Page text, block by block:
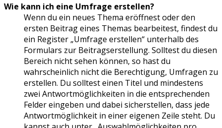
Wie kann ich eine Umfrage erstellen?
Wenn du ein neues Thema eröffnest oder den
ersten Beitrag eines Themas bearbeitest, findest du
ein Register „Umfrage erstellen“ unterhalb des
Formulars zur Beitragserstellung. Solltest du diesen
Bereich nicht sehen können, so hast du
wahrscheinlich nicht die Berechtigung, Umfragen zu
erstellen. Du solltest einen Titel und mindestens
zwei Antwortmöglichkeiten in die entsprechenden
Felder eingeben und dabei sicherstellen, dass jede
Antwortmöglichkeit in einer eigenen Zeile steht. Du